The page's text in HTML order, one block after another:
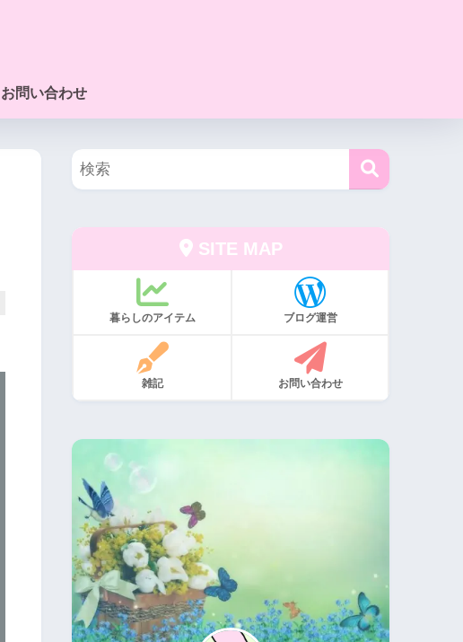
お問い合わせ
SITE MAP
暮らしのアイテム ブログ運営
雑記 お問い合わせ